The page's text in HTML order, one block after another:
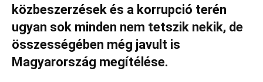
közbeszerzések és a korrupció terén
ugyan sok minden nem tetszik nekik, de
összességében még javult is
Magyarország megítélése.